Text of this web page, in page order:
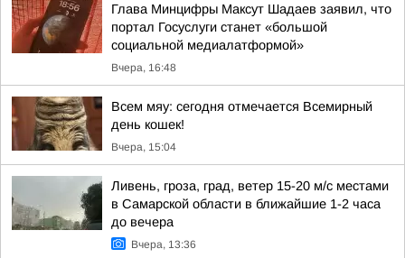
Глава Минцифры Максут Шадаев заявил, что
портал Госуслуги станет «большой
социальной медиалатформой»
Вчера, 16:48
Всем мяу: сегодня отмечается Всемирный
день кошек!
Вчера, 15:04
Ливень, гроза, град, ветер 15-20 м/с местами
в Самарской области в ближайшие 1-2 часа
до вечера
Вчера, 13:36